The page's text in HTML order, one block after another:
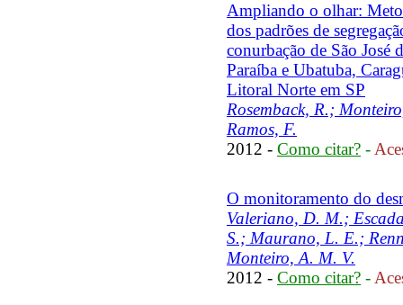
Ampliando o olhar:
dos padrões de
conurbação de São José
Paraíba e Ubatuba,
Litoral Norte em SP
Rosemback, R.;
Ramos, F.
2012 - Como citar? -
O monitoramento do
Valeriano, D. M.;
S.; Maurano, L. E.;
Monteiro, A. M. V.
2012 - Como citar? -